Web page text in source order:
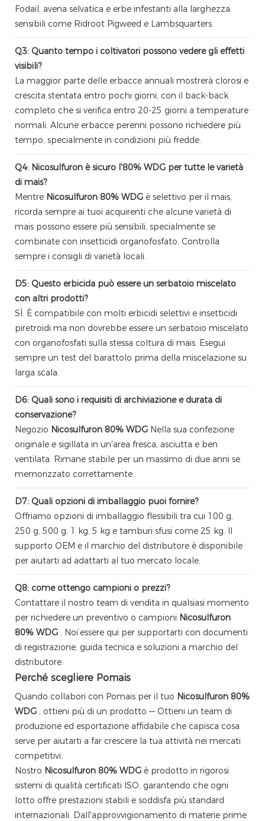
Fodail, avena selvatica e erbe infestanti alla larghezza
sensibili come Ridroot Pigweed e Lambsquarters.
Q3: Quanto tempo i coltivatori possono vedere gli effetti
visibili?
La maggior parte delle erbacce annuali mostrerà clorosi e
crescita stentata entro pochi giorni, con il back-back
completo che si verifica entro 20-25 giorni a temperature
normali. Alcune erbacce perenni possono richiedere più
tempo, specialmente in condizioni più fredde.
Q4: Nicosulfuron è sicuro l'80% WDG per tutte le varietà
di mais?
Mentre Nicosulfuron 80% WDG è selettivo per il mais,
ricorda sempre ai tuoi acquirenti che alcune varietà di
mais possono essere più sensibili, specialmente se
combinate con insetticidi organofosfato. Controlla
sempre i consigli di varietà locali.
D5: Questo erbicida può essere un serbatoio miscelato
con altri prodotti?
SÌ. È compatibile con molti erbicidi selettivi e insetticidi
piretroidi ma non dovrebbe essere un serbatoio miscelato
con organofosfati sulla stessa coltura di mais. Esegui
sempre un test del barattolo prima della miscelazione su
larga scala.
D6: Quali sono i requisiti di archiviazione e durata di
conservazione?
Negozio Nicosulfuron 80% WDG Nella sua confezione
originale e sigillata in un'area fresca, asciutta e ben
ventilata. Rimane stabile per un massimo di due anni se
memorizzato correttamente.
D7: Quali opzioni di imballaggio puoi fornire?
Offriamo opzioni di imballaggio flessibili tra cui 100 g,
250 g, 500 g, 1 kg, 5 kg e tamburi sfusi come 25 kg. Il
supporto OEM e il marchio del distributore è disponibile
per aiutarti ad adattarti al tuo mercato locale.
Q8: come ottengo campioni o prezzi?
Contattare il nostro team di vendita in qualsiasi momento
per richiedere un preventivo o campioni Nicosulfuron
80% WDG
. Noi’essere qui per supportarti con documenti
di registrazione, guida tecnica e soluzioni a marchio del
distributore.
Perché scegliere Pomais
Quando collabori con Pomais per il tuo Nicosulfuron 80%
WDG
, ottieni più di un prodotto — Ottieni un team di
produzione ed esportazione affidabile che capisca cosa
serve per aiutarti a far crescere la tua attività nei mercati
competitivi.
Nostro Nicosulfuron 80% WDG è prodotto in rigorosi
sistemi di qualità certificati ISO, garantendo che ogni
lotto offre prestazioni stabili e soddisfa più standard
internazionali. Dall'approvvigionamento di materie prime